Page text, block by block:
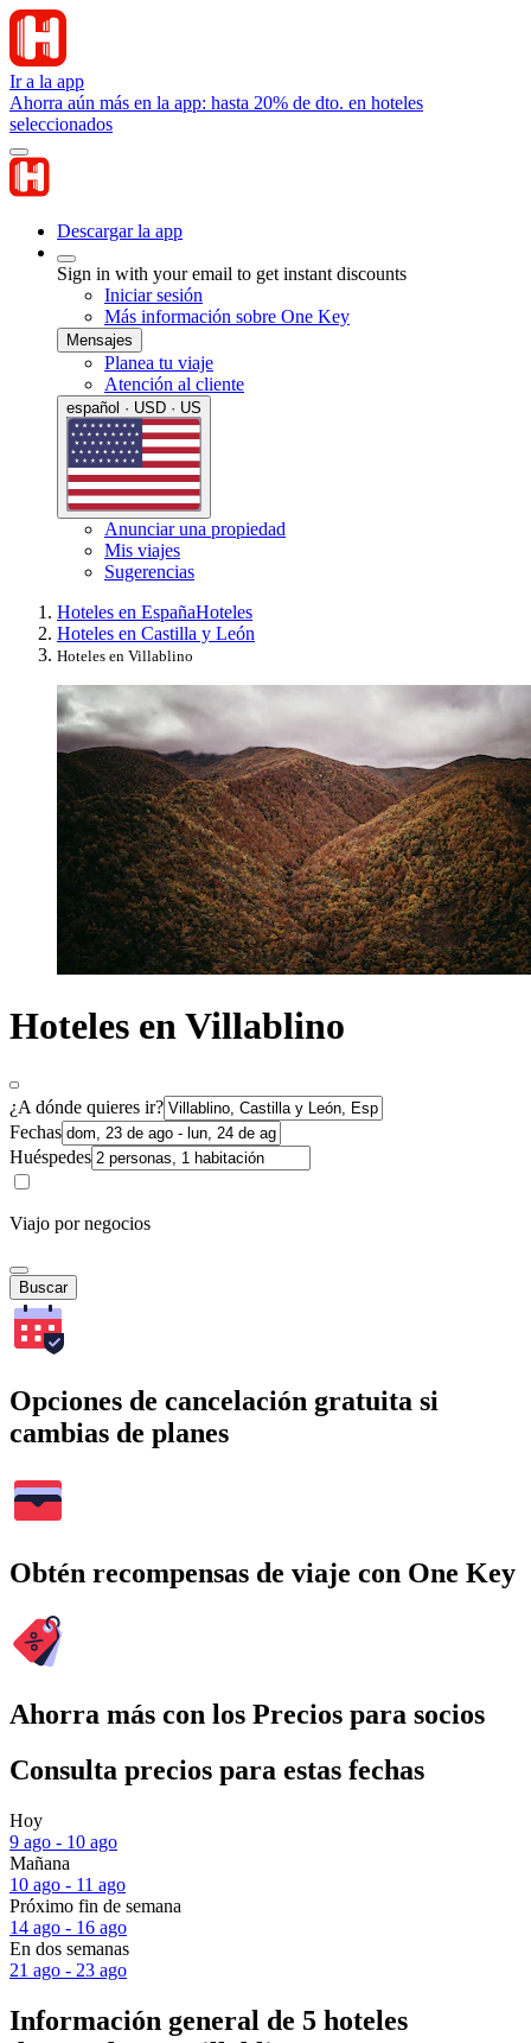
Ir a la app
Ahorra aún más en la app: hasta 20% de dto. en hoteles
seleccionados
Descargar la app
Sign in with your email to get instant discounts
Iniciar sesión
Más información sobre One Key
Mensajes
Planea tu viaje
Atención al cliente
español · USD · US
Anunciar una propiedad
Mis viajes
Sugerencias
Hoteles en EspañaHoteles
Hoteles en Castilla y León
Hoteles en Villablino
Hoteles en Villablino
¿A dónde quieres ir?
Fechas
Huéspedes
Viajo por negocios
Buscar
Opciones de cancelación gratuita si
cambias de planes
Obtén recompensas de viaje con One Key
Ahorra más con los Precios para socios
Consulta precios para estas fechas
Hoy
9 ago - 10 ago
Mañana
10 ago - 11 ago
Próximo fin de semana
14 ago - 16 ago
En dos semanas
21 ago - 23 ago
Información general de 5 hoteles